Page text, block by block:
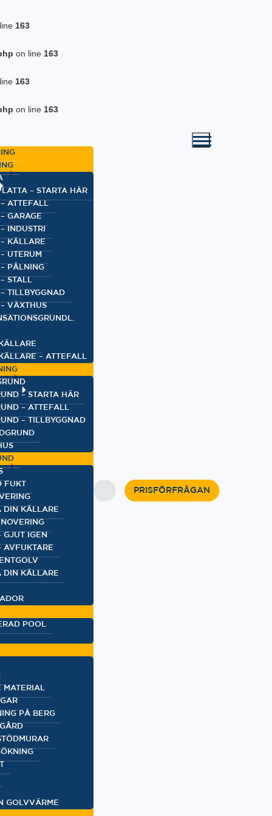
163
on line 163
163
on line 163
– STARTA HÄR
ATTEFALL
GARAGE
INDUSTRI
KÄLLARE
UTERUM
– PÅLNING
STALL
TILLBYGGNAD
VÄXTHUS
– ATTEFALL
– STARTA HÄR
– ATTEFALL
– TILLBYGGNAD
FUKT
DIN KÄLLARE
GJUT IGEN
AVFUKTARE
DIN KÄLLARE
POOL
MATERIAL
PÅ BERG
GOLVVÄRME
PRISFÖRFRÅGAN